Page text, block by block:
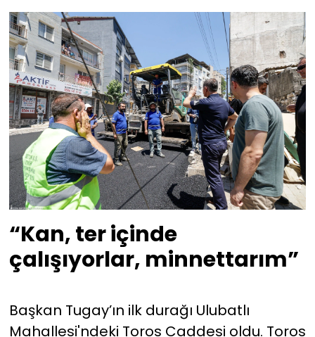
“Kan, ter içinde
çalışıyorlar, minnettarım”
Başkan Tugay’ın ilk durağı Ulubatlı
Mahallesi'ndeki Toros Caddesi oldu. Toros